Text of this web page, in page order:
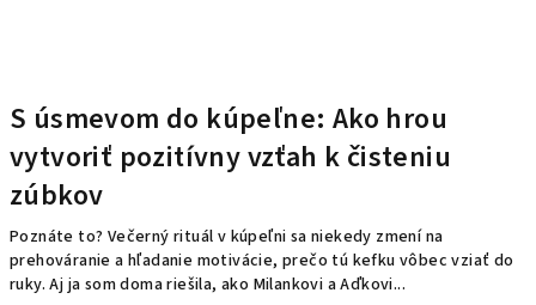
S úsmevom do kúpeľne: Ako hrou
vytvoriť pozitívny vzťah k čisteniu
zúbkov
Poznáte to? Večerný rituál v kúpeľni sa niekedy zmení na
prehováranie a hľadanie motivácie, prečo tú kefku vôbec vziať do
ruky. Aj ja som doma riešila, ako Milankovi a Aďkovi...